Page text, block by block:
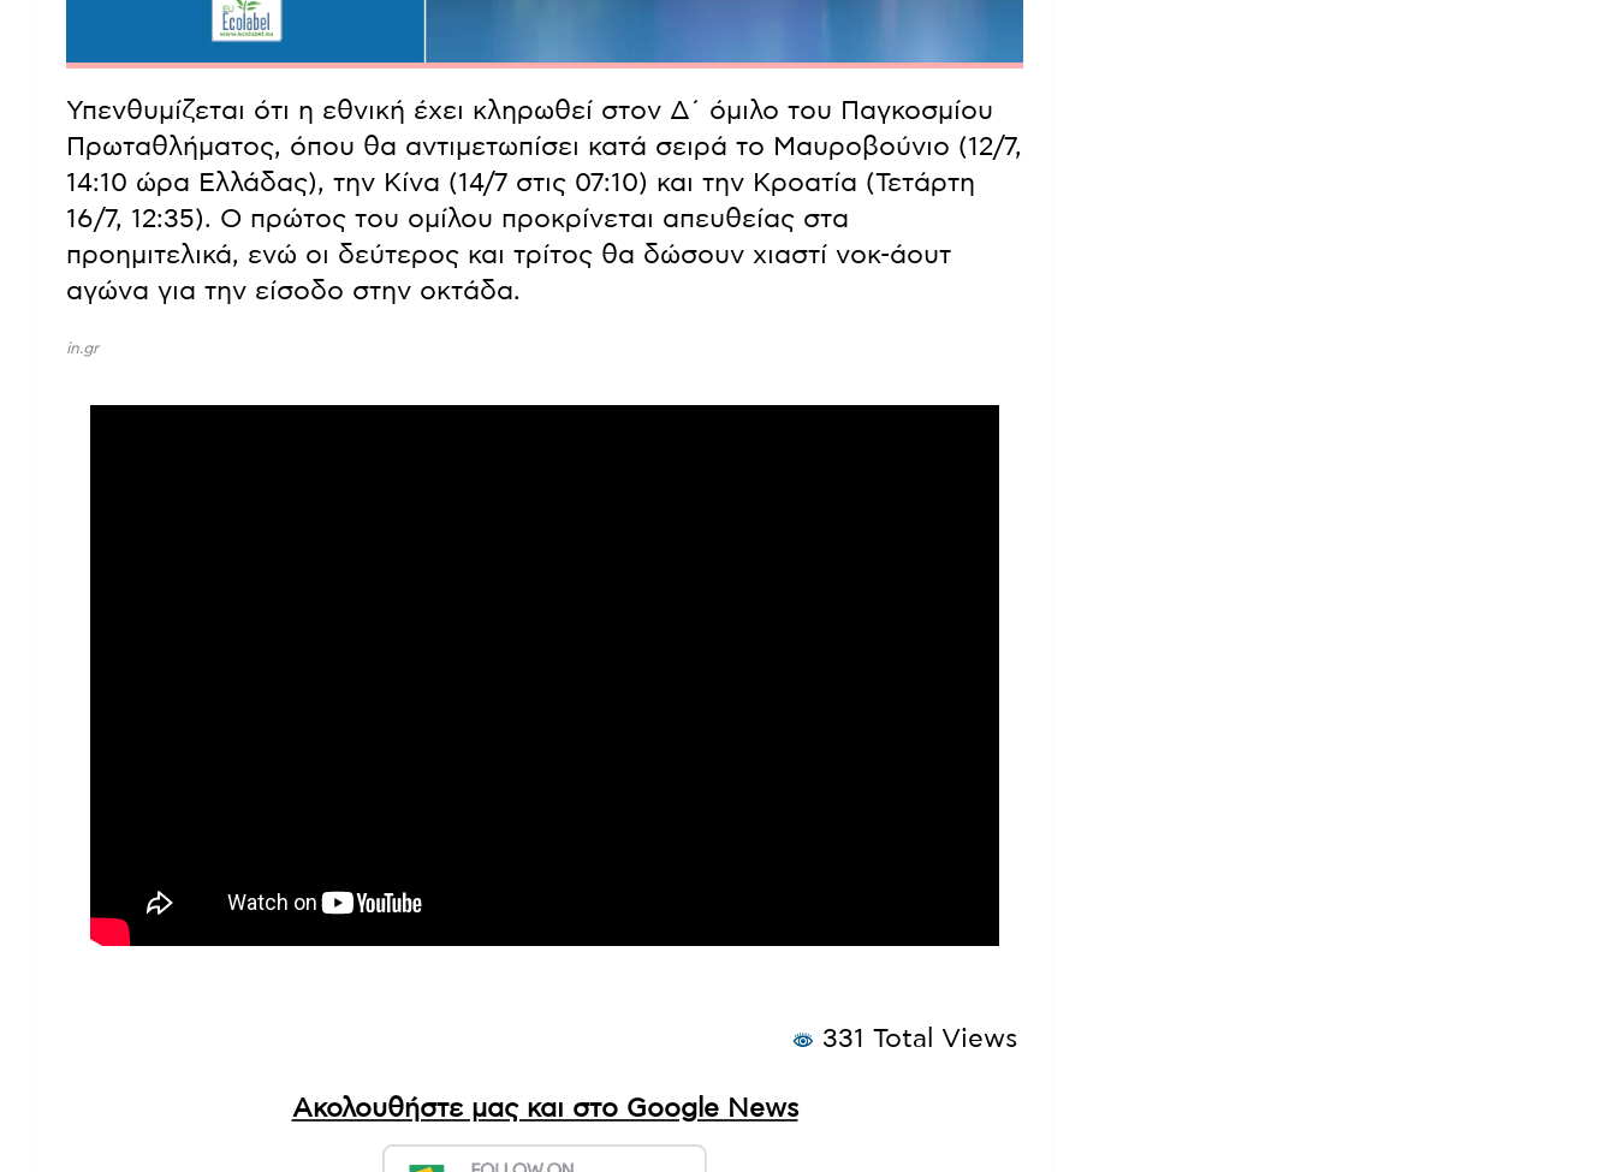
Υπενθυμίζεται ότι η εθνική έχει κληρωθεί στον Δ΄ όμιλο του Παγκοσμίου
Πρωταθλήματος, όπου θα αντιμετωπίσει κατά σειρά το Μαυροβούνιο (12/7,
14:10 ώρα Ελλάδας), την Κίνα (14/7 στις 07:10) και την Κροατία (Τετάρτη
16/7, 12:35). Ο πρώτος του ομίλου προκρίνεται απευθείας στα
προημιτελικά, ενώ οι δεύτερος και τρίτος θα δώσουν χιαστί νοκ-άουτ
αγώνα για την είσοδο στην οκτάδα.
in.gr
331 Total Views
Ακολουθήστε μας και στο Google News